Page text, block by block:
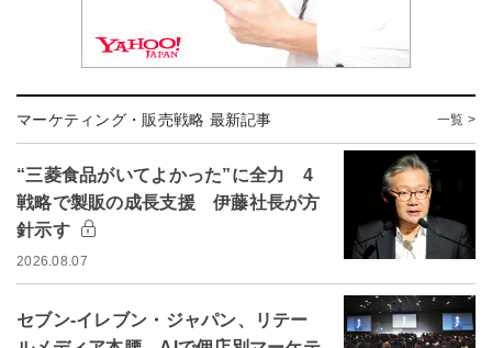
マーケティング・販売戦略 最新記事 一覧 >
“三菱食品がいてよかった”に全力 4
戦略で製販の成長支援 伊藤社長が方
針示す
2026.08.07
セブン-イレブン・ジャパン、リテー